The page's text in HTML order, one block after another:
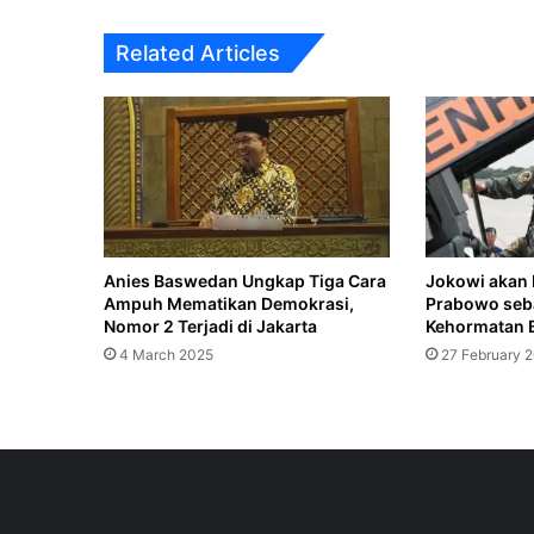
11 March 2026
20 February 2026
3 February 2026
‎Prabowo: Eks Bos BUMN yang Akal-
28 January 2026
Related Articles
Anies Baswedan Ungkap Tiga Cara
Ampuh Mematikan Demokrasi,
Nomor 2 Terjadi di Jakarta
4 March 2025
Jokowi akan
Prabowo
Kehormatan
27 February